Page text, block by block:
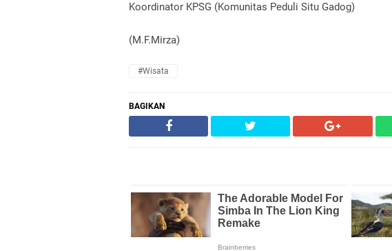
Koordinator KPSG (Komunitas Peduli Situ Gadog)
(M.F.Mirza)
#Wisata
BAGIKAN